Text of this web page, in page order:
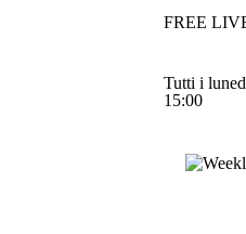
FREE
Tutti i
15:00